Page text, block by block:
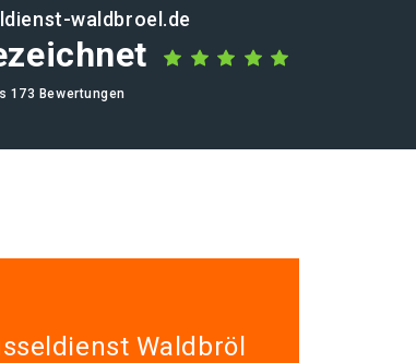
waldbroel.de
173 Bewertungen
Waldbröl